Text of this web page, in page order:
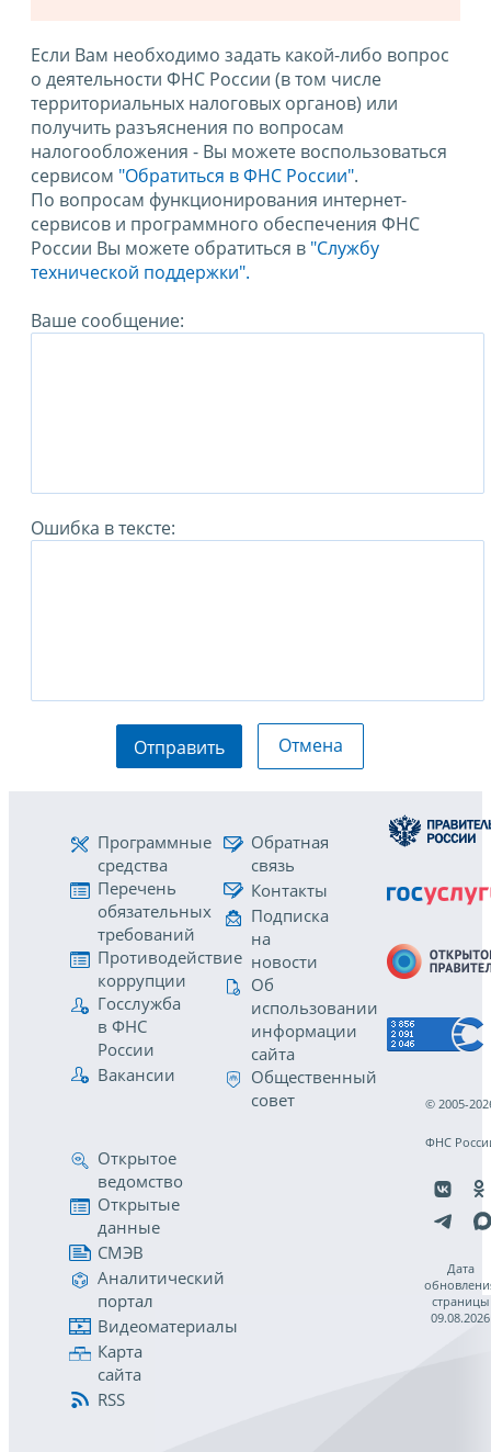
Если Вам необходимо задать какой-либо вопрос
о деятельности ФНС России (в том числе
территориальных налоговых органов) или
получить разъяснения по вопросам
налогообложения - Вы можете воспользоваться
сервисом "Обратиться в ФНС России".
По вопросам функционирования интернет-
сервисов и программного обеспечения ФНС
России Вы можете обратиться в "Службу
технической поддержки".
Ваше сообщение:
Ошибка в тексте:
Отправить Отмена
Программные
средства
Перечень
обязательных
требований
Противодействие
коррупции
Госслужба
в ФНС
России
Вакансии
Обратная
связь
Контакты
Подписка
на
новости
Об
использовании
информации
сайта
Общественный
совет
Открытое
ведомство
Открытые
данные
СМЭВ
Аналитический
портал
Видеоматериалы
Карта
сайта
RSS
© 2005-
ФНС
Дата
страницы
09.08.2026